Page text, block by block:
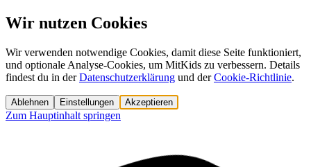
Wir nutzen Cookies
Wir verwenden notwendige Cookies, damit diese Seite funktioniert,
und optionale Analyse-Cookies, um MitKids zu verbessern. Details
findest du in der Datenschutzerklärung und der Cookie-Richtlinie.
Ablehnen Einstellungen Akzeptieren
Zum Hauptinhalt springen